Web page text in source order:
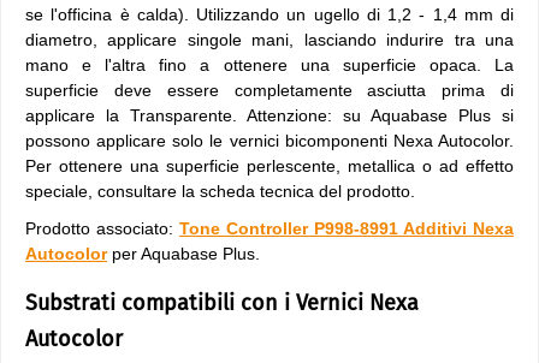
se l'officina è calda). Utilizzando un ugello di 1,2 - 1,4 mm di
diametro, applicare singole mani, lasciando indurire tra una
mano e l'altra fino a ottenere una superficie opaca. La
superficie deve essere completamente asciutta prima di
applicare la Transparente. Attenzione: su Aquabase Plus si
possono applicare solo le vernici bicomponenti Nexa Autocolor.
Per ottenere una superficie perlescente, metallica o ad effetto
speciale, consultare la scheda tecnica del prodotto.
Prodotto associato: Tone Controller P998-8991 Additivi Nexa
Autocolorper Aquabase Plus.
Substrati compatibili con i Vernici Nexa
Autocolor